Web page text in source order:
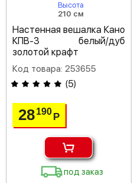
Высота
210 см
Настенная вешалка Кано
КПВ-3 белый/дуб
золотой крафт
Код товара: 253655
(5)
28 190 Р
под заказ